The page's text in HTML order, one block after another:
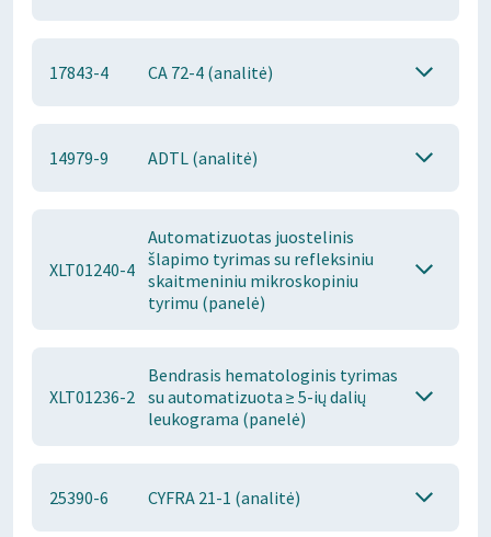
17843-4 CA 72-4 (analitė)
14979-9 ADTL (analitė)
XLT01240-4
Automatizuotas juostelinis
šlapimo tyrimas su refleksiniu
skaitmeniniu mikroskopiniu
tyrimu (panelė)
XLT01236-2
Bendrasis hematologinis tyrimas
su automatizuota ≥ 5-ių dalių
leukograma (panelė)
25390-6 CYFRA 21-1 (analitė)